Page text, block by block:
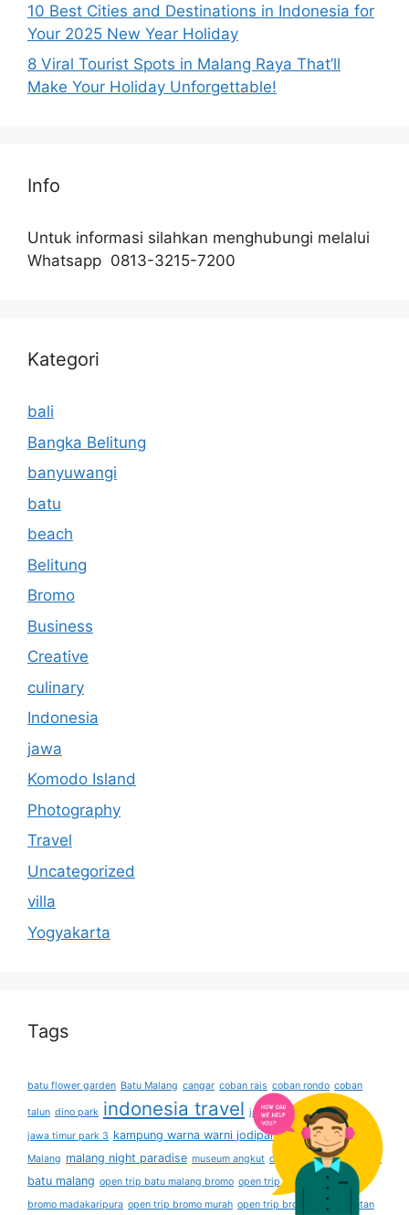
10 Best Cities and Destinations in Indonesia for
Your 2025 New Year Holiday
8 Viral Tourist Spots in Malang Raya That’ll
Make Your Holiday Unforgettable!
Info
Untuk informasi silahkan menghubungi melalui
Whatsapp 0813-3215-7200
Kategori
bali
Bangka Belitung
banyuwangi
batu
beach
Belitung
Bromo
Business
Creative
culinary
Indonesia
jawa
Komodo Island
Photography
Travel
Uncategorized
villa
Yogyakarta
Tags
batu flower garden Batu Malang cangar coban rais coban rondo coban
talun dino park indonesia travel jawa jawa timur park 2
jawa timur park 3 kampung warna warni jodipan Komodo
Kota Batu
Malang malang night paradise museum angkut onsen resort open trip
batu malang open trip batu malang bromo open trip bromo
open trip
bromo madakaripura open trip bromo murah open trip bromo penjemputan